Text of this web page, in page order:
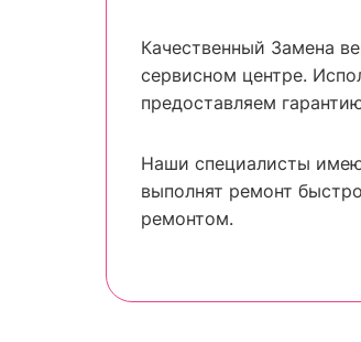
Качественный Замена
сервисном центре.
предоставляем
Наши специалисты
выполнят ремонт
ремонтом.